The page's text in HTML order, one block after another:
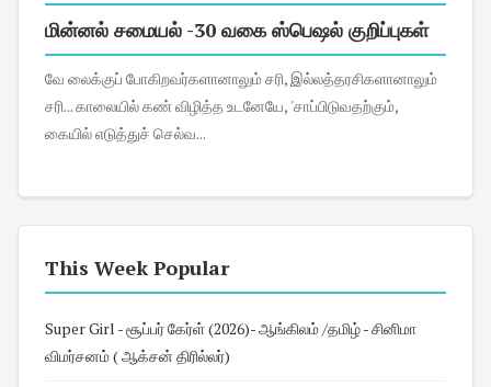
மின்னல் சமையல் -30 வகை ஸ்பெஷல் குறிப்புகள்
வே லைக்குப் போகிறவர்களானாலும் சரி, இல்லத்தரசிகளானாலும்
சரி... காலையில் கண் விழித்த உடனேயே, 'சாப்பிடுவதற்கும்,
கையில் எடுத்துச் செல்வ...
This Week Popular
Super Girl - சூப்பர் கேர்ள் (2026)- ஆங்கிலம் /தமிழ் - சினிமா
விமர்சனம் ( ஆக்சன் திரில்லர்)